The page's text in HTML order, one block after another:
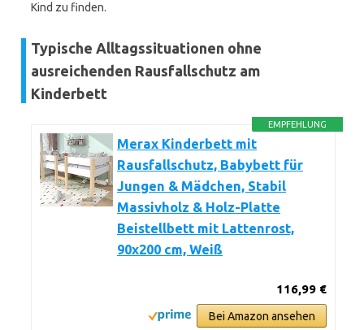
Kind zu finden.
Typische Alltagssituationen ohne
ausreichenden Rausfallschutz am
Kinderbett
EMPFEHLUNG
Merax Kinderbett mit
Rausfallschutz, Babybett für
Jungen & Mädchen, Stabil
Massivholz & Holz-Platte
Beistellbett mit Lattenrost,
90x200 cm, Weiß
116,99 €
Bei Amazon ansehen